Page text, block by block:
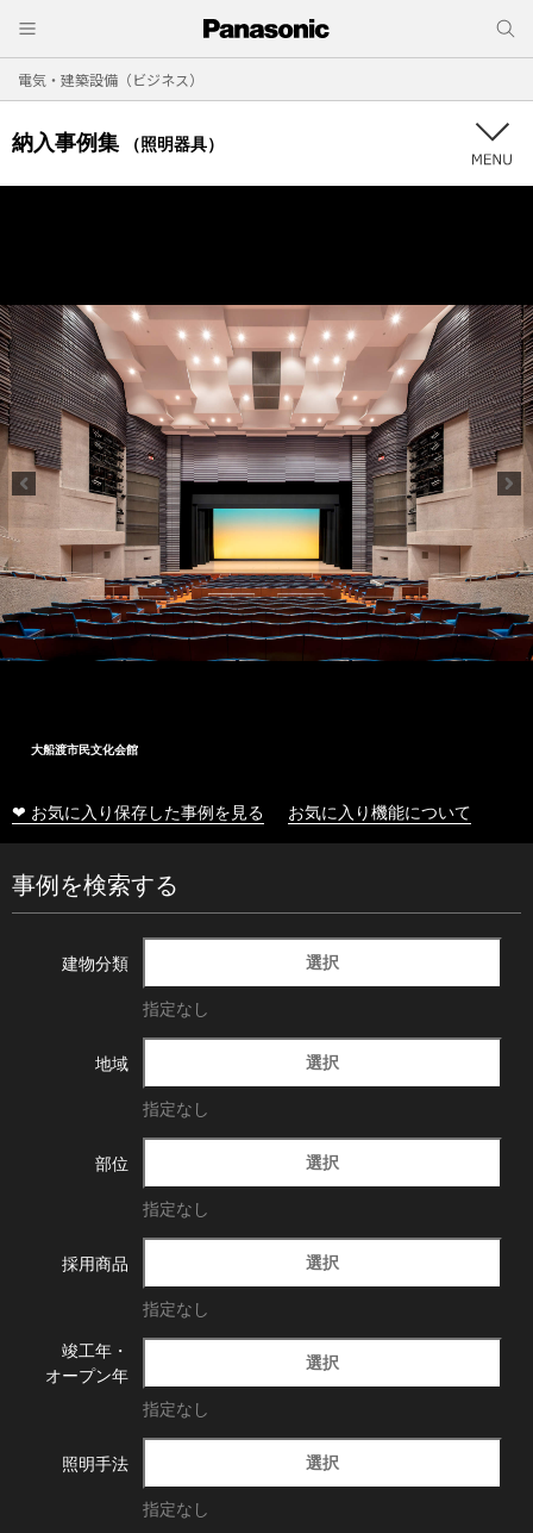
電気・建築設備（ビジネス）
納入事例集 （照明器具）
大船渡市民文化会館
❤ お気に入り保存した事例を見る お気に入り機能について
事例を検索する
建物分類 選択
指定なし
地域 選択
指定なし
部位 選択
指定なし
採用商品 選択
指定なし
竣工年・
オープン年
選択
指定なし
照明手法 選択
指定なし